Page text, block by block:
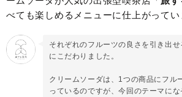
べても楽しめるメニューに仕上がってい
それぞれのフルーツの良さを引き出
にこだわりました。
クリームソーダは、1つの商品にフル
っているのですが、今回のテーマに